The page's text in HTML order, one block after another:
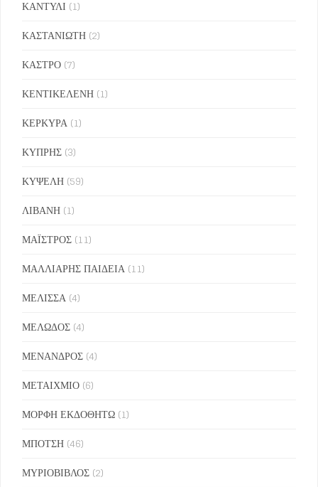
ΚΑΝΤΥΛΙ (1)
ΚΑΣΤΑΝΙΩΤΗ (2)
ΚΑΣΤΡΟ (7)
ΚΕΝΤΙΚΕΛΕΝΗ (1)
ΚΕΡΚΥΡΑ (1)
ΚΥΠΡΗΣ (3)
ΚΥΨΕΛΗ (59)
ΛΙΒΑΝΗ (1)
ΜΑΪΣΤΡΟΣ (11)
ΜΑΛΛΙΑΡΗΣ ΠΑΙΔΕΙΑ (11)
ΜΕΛΙΣΣΑ (4)
ΜΕΛΩΔΟΣ (4)
ΜΕΝΑΝΔΡΟΣ (4)
ΜΕΤΑΙΧΜΙΟ (6)
ΜΟΡΦΗ ΕΚΔΟΘΗΤΩ (1)
ΜΠΟΤΣΗ (46)
ΜΥΡΙΟΒΙΒΛΟΣ (2)